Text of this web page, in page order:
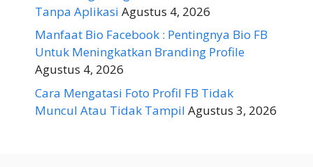
Tanpa Aplikasi Agustus 4, 2026
Manfaat Bio Facebook : Pentingnya Bio FB
Untuk Meningkatkan Branding Profile
Agustus 4, 2026
Cara Mengatasi Foto Profil FB Tidak
Muncul Atau Tidak Tampil Agustus 3, 2026